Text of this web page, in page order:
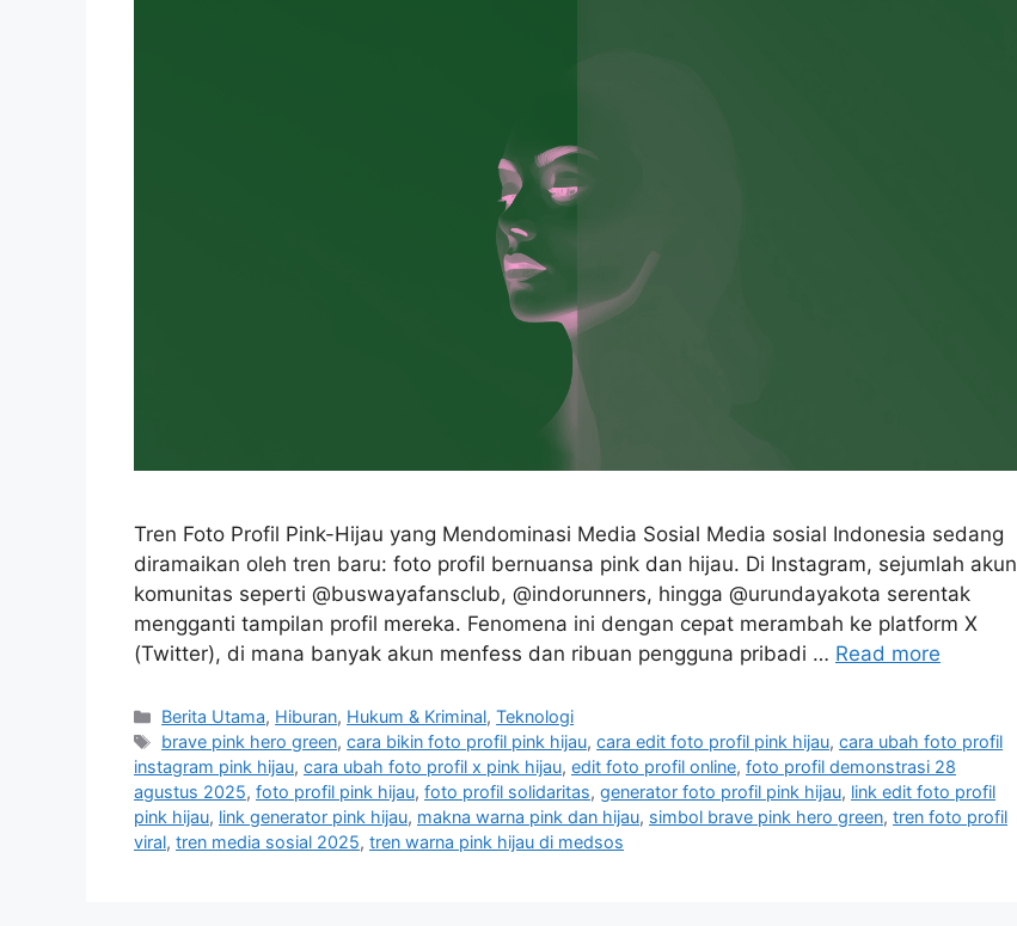
Tren Foto Profil Pink-Hijau yang Mendominasi Media Sosial Media sosial Indonesia sedang
diramaikan oleh tren baru: foto profil bernuansa pink dan hijau. Di Instagram, sejumlah akun
komunitas seperti @buswayafansclub, @indorunners, hingga @urundayakota serentak
mengganti tampilan profil mereka. Fenomena ini dengan cepat merambah ke platform X
(Twitter), di mana banyak akun menfess dan ribuan pengguna pribadi … Read more
C
a
t
e
g
o
Berita Utama, Hiburan, Hukum & Kriminal,Teknologi
T
a
g
s
brave pink hero green,cara bikin foto profil pink hijau,cara edit foto profil pink hijau,cara ubah foto profil
instagram pink hijau, cara ubah foto profil x pink hijau, edit foto profil online, foto profil demonstrasi 28
agustus 2025, foto profil pink hijau, foto profil solidaritas, generator foto profil pink hijau, link edit foto profil
pink hijau, link generator pink hijau, makna warna pink dan hijau, simbol brave pink hero green, tren foto profil
viral, tren media sosial 2025, tren warna pink hijau di medsos